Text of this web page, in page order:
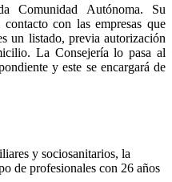
Comunidad Autónoma. Su
con las empresas que
un listado, previa autorización
La Consejería lo pasa al
y este se encargará de
y sociosanitarios, la
de profesionales con 26 años